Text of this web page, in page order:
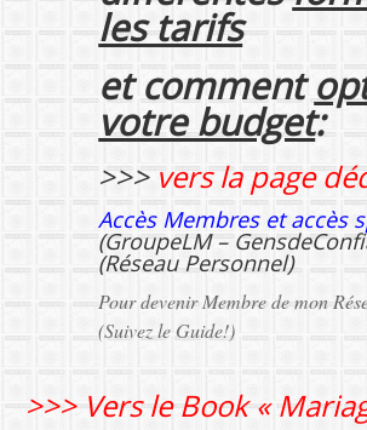
les tarifs
et comment
votre budget:
>>> vers la page
Accès Membres et accès
(GroupeLM –
(Réseau Personnel)
Pour devenir Membre de mon
(Suivez le Guide!)
>>> Vers le Book «